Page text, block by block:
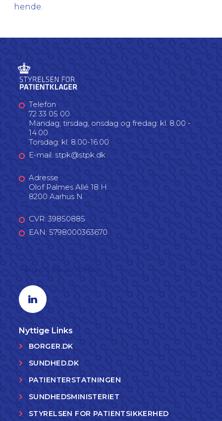
hende.
Telefon
72 33 05 00
Mandag, tirsdag, onsdag og fredag: kl. 8.00 -
14.00
Torsdag: kl. 8.00-16.00
E-mail: stpk@stpk.dk
Adresse
Olof Palmes Allé 18 H
8200 Aarhus N
CVR: 39850885
EAN: 5798000363670
Linkedin profil
Nyttige Links
BORGER.DK
SUNDHED.DK
PATIENTERSTATNINGEN
SUNDHEDSMINISTERIET
STYRELSEN FOR PATIENTSIKKERHED